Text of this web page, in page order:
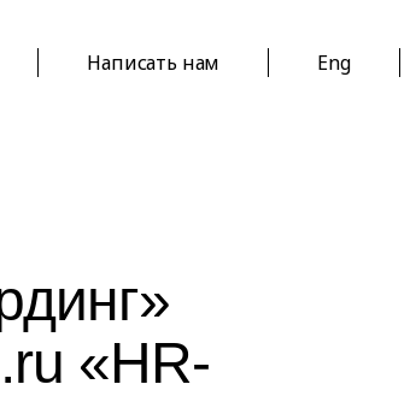
Написать нам Eng
«HR-